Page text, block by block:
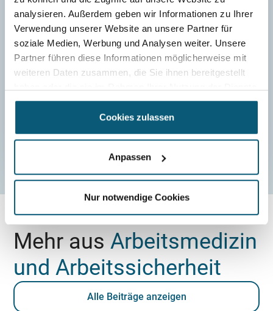
analysieren. Außerdem geben wir Informationen zu Ihrer
Verwendung unserer Website an unsere Partner für
soziale Medien, Werbung und Analysen weiter. Unsere
Partner führen diese Informationen möglicherweise mit
weiteren Daten zusammen, die Sie ihnen bereitgestellt
gesammelt haben.
Cookies zulassen
Anpassen
Nur notwendige Cookies
Mehr ausArbeitsmedizin
und Arbeitssicherheit
Alle Beiträge anzeigen